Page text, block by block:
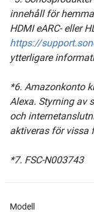
innehåll för
HDMI eARC- eller
https://
ytterligare
*6. Amazonkonto
Alexa. Styrning av
och
aktiveras för vissa
*7. FSC-N003743
Modell